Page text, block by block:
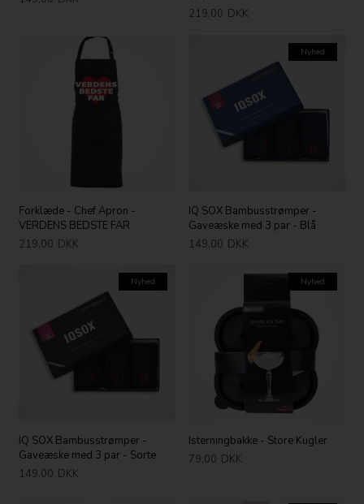
219,00 DKK
Forklæde - Chef Apron -
VERDENS BEDSTE FAR
219,00 DKK
Nyhed
IQ SOX Bambusstrømper -
Gaveæske med 3 par - Blå
149,00 DKK
Nyhed
IQ SOX Bambusstrømper -
Gaveæske med 3 par - Sorte
149,00 DKK
Nyhed
Isterningbakke - Store Kugler
79,00 DKK